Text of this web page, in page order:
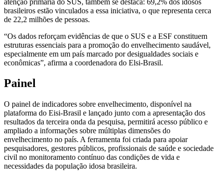
brasileiros estão vinculados a essa iniciativa, o que representa cerca
de 22,2 milhões de pessoas.
“Os dados reforçam evidências de que o SUS e a ESF constituem
estruturas essenciais para a promoção do envelhecimento saudável,
especialmente em um país marcado por desigualdades sociais e
econômicas”, afirma a coordenadora do Elsi-Brasil.
Painel
O painel de indicadores sobre envelhecimento, disponível na
plataforma do Eisi-Brasil e lançado junto com a apresentação dos
resultados da terceira onda da pesquisa, permitirá acesso público e
ampliado a informações sobre múltiplas dimensões do
envelhecimento no país. A ferramenta foi criada para apoiar
pesquisadores, gestores públicos, profissionais de saúde e sociedade
civil no monitoramento contínuo das condições de vida e
necessidades da população idosa brasileira.